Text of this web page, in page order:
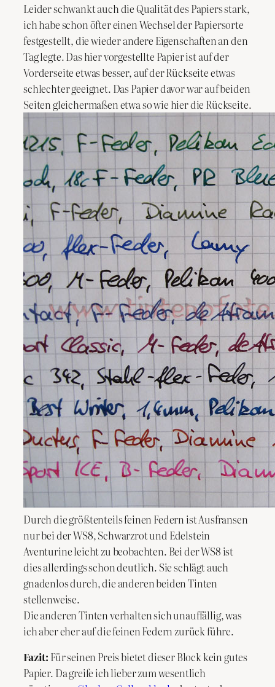
Leider schwankt auch die Qualität des Papiers stark,
ich habe schon öfter einen Wechsel der Papiersorte
festgestellt, die wieder andere Eigenschaften an den
Tag legte. Das hier vorgestellte Papier ist auf der
Vorderseite etwas besser, auf der Rückseite etwas
schlechter geeignet. Das Papier davor war auf beiden
Seiten gleichermaßen etwa so wie hier die Rückseite.
Durch die größtenteils feinen Federn ist Ausfransen
nur bei der WS8, Schwarzrot und Edelstein
Aventurine leicht zu beobachten. Bei der WS8 ist
dies allerdings schon deutlich. Sie schlägt auch
gnadenlos durch, die anderen beiden Tinten
stellenweise.
Die anderen Tinten verhalten sich unauffällig, was
ich aber eher auf die feinen Federn zurück führe.
Fazit: Für seinen Preis bietet dieser Block kein gutes
Papier. Da greife ich lieber zum wesentlich